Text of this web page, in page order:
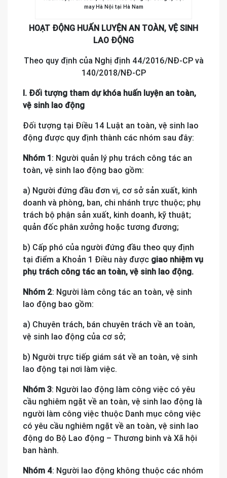
may Hà Nội tại Hà Nam
HOẠT ĐỘNG HUẤN LUYỆN AN TOÀN, VỆ SINH
LAO ĐỘNG
Theo quy định của Nghị định 44/2016/NĐ-CP và
140/2018/NĐ-CP
I. Đối tượng tham dự khóa huấn luyện an toàn,
vệ sinh lao động
Đối tượng tại Điều 14 Luật an toàn, vệ sinh lao
động được quy định thành các nhóm sau đây:
Nhóm 1: Người quản lý phụ trách công tác an
toàn, vệ sinh lao động bao gồm:
a) Người đứng đầu đơn vị, cơ sở sản xuất, kinh
doanh và phòng, ban, chi nhánh trực thuộc; phụ
trách bộ phận sản xuất, kinh doanh, kỹ thuật;
quản đốc phân xưởng hoặc tương đương;
b) Cấp phó của người đứng đầu theo quy định
tại điểm a Khoản 1 Điều này được giao nhiệm vụ
phụ trách công tác an toàn, vệ sinh lao động.
Nhóm 2: Người làm công tác an toàn, vệ sinh
lao động bao gồm:
a) Chuyên trách, bán chuyên trách về an toàn,
vệ sinh lao động của cơ sở;
b) Người trực tiếp giám sát về an toàn, vệ sinh
lao động tại nơi làm việc.
Nhóm 3: Người lao động làm công việc có yêu
cầu nghiêm ngặt về an toàn, vệ sinh lao động là
người làm công việc thuộc Danh mục công việc
có yêu cầu nghiêm ngặt về an toàn, vệ sinh lao
động do Bộ Lao động – Thương binh và Xã hội
ban hành.
Nhóm 4: Người lao động không thuộc các nhóm